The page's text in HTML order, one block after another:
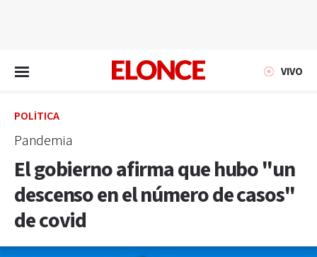
VIVO
POLÍTICA
Pandemia
El gobierno afirma que hubo "un
descenso en el número de casos"
de covid